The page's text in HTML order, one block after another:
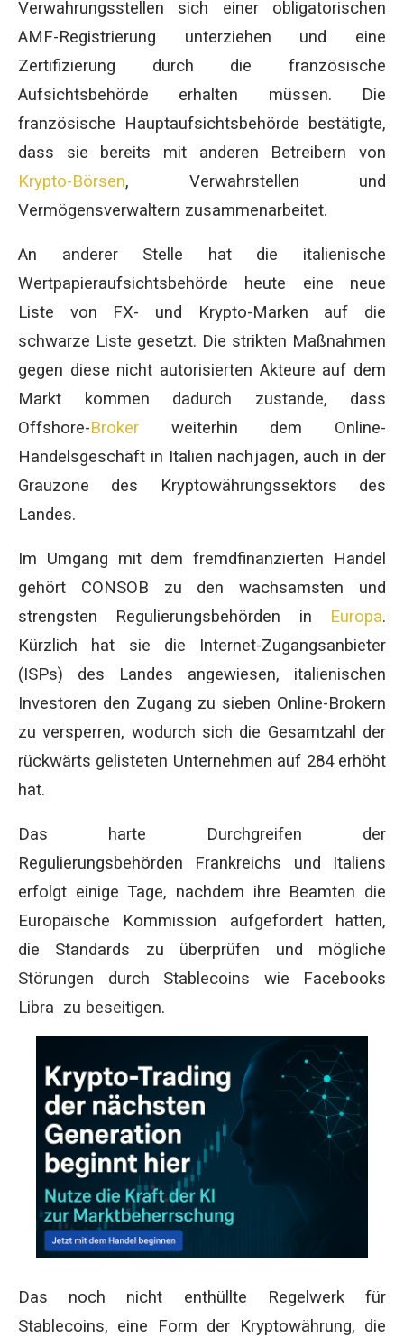
Verwahrungsstellen sich einer obligatorischen
AMF-Registrierung unterziehen und eine
Zertifizierung durch die französische
Aufsichtsbehörde erhalten müssen. Die
französische Hauptaufsichtsbehörde bestätigte,
dass sie bereits mit anderen Betreibern von
Krypto-Börsen, Verwahrstellen und
Vermögensverwaltern zusammenarbeitet.
An anderer Stelle hat die italienische
Wertpapieraufsichtsbehörde heute eine neue
Liste von FX- und Krypto-Marken auf die
schwarze Liste gesetzt. Die strikten Maßnahmen
gegen diese nicht autorisierten Akteure auf dem
Markt kommen dadurch zustande, dass
Offshore-Broker weiterhin dem Online-
Handelsgeschäft in Italien nachjagen, auch in der
Grauzone des Kryptowährungssektors des
Landes.
Im Umgang mit dem fremdfinanzierten Handel
gehört CONSOB zu den wachsamsten und
strengsten Regulierungsbehörden in Europa.
Kürzlich hat sie die Internet-Zugangsanbieter
(ISPs) des Landes angewiesen, italienischen
Investoren den Zugang zu sieben Online-Brokern
zu versperren, wodurch sich die Gesamtzahl der
rückwärts gelisteten Unternehmen auf 284 erhöht
hat.
Das harte Durchgreifen der
Regulierungsbehörden Frankreichs und Italiens
erfolgt einige Tage, nachdem ihre Beamten die
Europäische Kommission aufgefordert hatten,
die Standards zu überprüfen und mögliche
Störungen durch Stablecoins wie Facebooks
Libra zu beseitigen.
Das noch nicht enthüllte Regelwerk für
Stablecoins, eine Form der Kryptowährung, die